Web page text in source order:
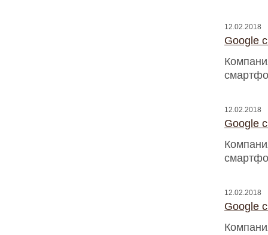
12.02.2018
Google
12.02.2018
Google
12.02.2018
Google